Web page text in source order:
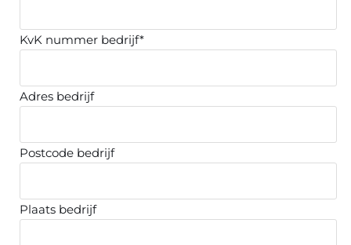
KvK nummer bedrijf*
Adres bedrijf
Postcode bedrijf
Plaats bedrijf